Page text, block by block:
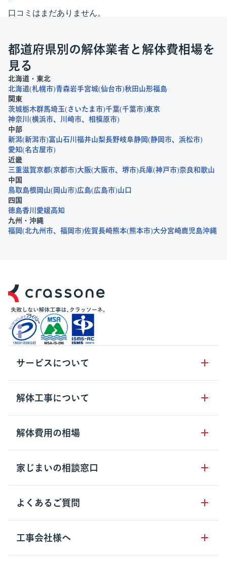
口コミはまだありません。
都道府県別の解体業者と解体費相場を
見る
北海道・東北
北海道 札幌市 青森岩手宮城 仙台市 秋田 山形福島
関東
茨城栃木群馬埼玉 さいたま市 千葉 千葉市 東京
神奈川
横浜市 川崎市
相模原市
中部
新潟 新潟市 富山石川 福井山梨長野岐阜静岡 静岡市
浜松市
愛知 名古屋市
近畿
三重滋賀京都 京都市 大阪 大阪市 堺市 兵庫 神戸市 奈良和歌山
中国
鳥取 島根 岡山 岡山市 広島 広島市 山口
四国
徳島香川 愛媛高知
九州・沖縄
福岡 北九州市 福岡市 佐賀長崎熊本 熊本市 大分宮崎鹿児島沖縄
サービスについて
サービスの流れ
サービスのメリット
クラッソーネの自治体連携
お客さまの声
空き家の処分を検討のお客様へ
解体工事について
解体工事の基礎知識
解体工事に関わる法律
用語集
解体費用の相場
木造住宅の相場
鉄骨造住宅の相場
RC造住宅の相場
家じまいの相談窓口
家じまいの相談窓口
よくあるご質問
クラッソーネの利用方法
工事の進め方
工事会社様へ